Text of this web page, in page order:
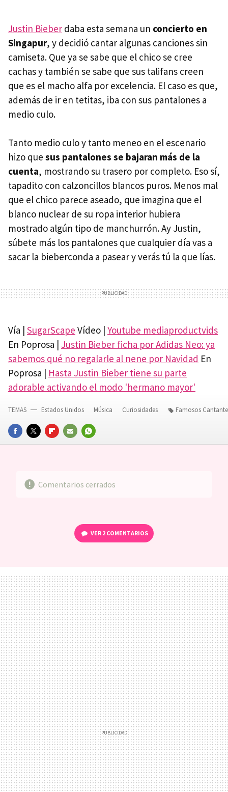
Justin Bieber daba esta semana un concierto en
Singapur, y decidió cantar algunas canciones sin
camiseta. Que ya se sabe que el chico se cree
cachas y también se sabe que sus talifans creen
que es el macho alfa por excelencia. El caso es que,
además de ir en tetitas, iba con sus pantalones a
medio culo.
Tanto medio culo y tanto meneo en el escenario
hizo que sus pantalones se bajaran más de la
cuenta, mostrando su trasero por completo. Eso sí,
tapadito con calzoncillos blancos puros. Menos mal
que el chico parece aseado, que imagina que el
blanco nuclear de su ropa interior hubiera
mostrado algún tipo de manchurrón. Ay Justin,
súbete más los pantalones que cualquier día vas a
sacar la bieberconda a pasear y verás tú la que lías.
Vía | SugarScape Vídeo | Youtube mediaproductvids
En Poprosa | Justin Bieber ficha por Adidas Neo: ya
sabemos qué no regalarle al nene por Navidad En
Poprosa | Hasta Justin Bieber tiene su parte
adorable activando el modo 'hermano mayor'
FACEBOOKTWITTERFLIPBOARD
E-
WHATSAPP
TEMAS Estados Unidos Música Curiosidades Famosos
Comentarios cerrados
VER 2 COMENTARIOS